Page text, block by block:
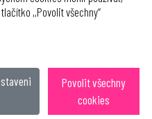
eclair design&
,,Povolit všechny“
Povolit všechny
cookies